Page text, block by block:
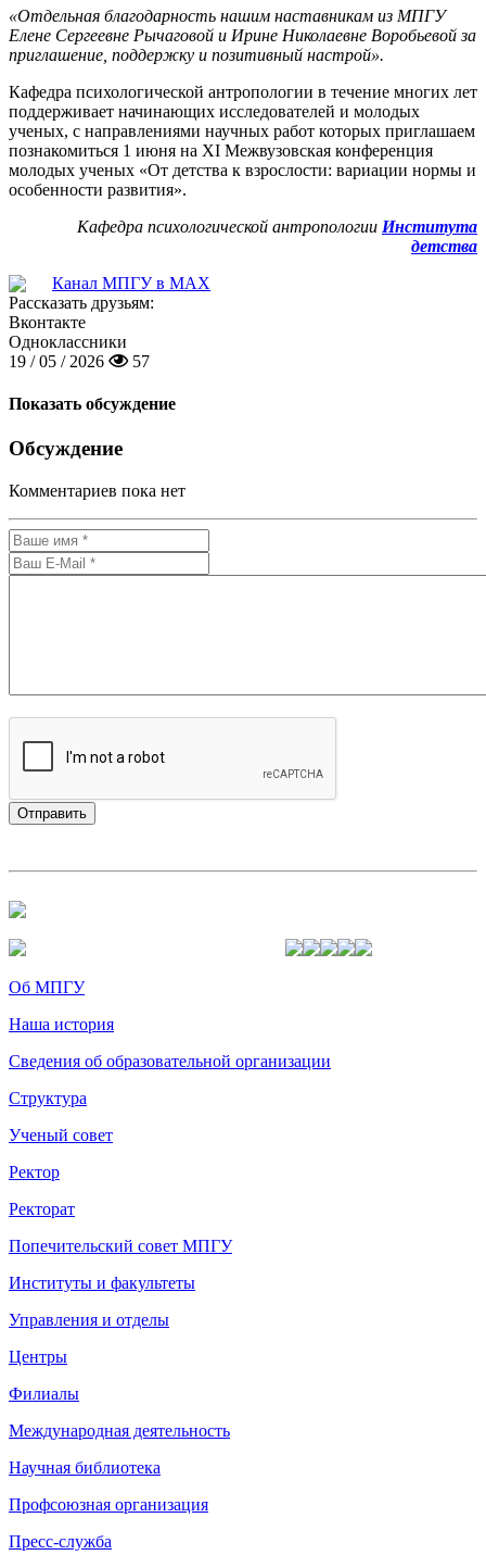
«Отдельная благодарность нашим наставникам из МПГУ
Елене Сергеевне Рычаговой и Ирине Николаевне Воробьевой за
приглашение, поддержку и позитивный настрой».
Кафедра психологической антропологии в течение многих лет
поддерживает начинающих исследователей и молодых
ученых, с направлениями научных работ которых приглашаем
познакомиться 1 июня на XI Межвузовская конференция
молодых ученых «От детства к взрослости: вариации нормы и
особенности развития».
Кафедра психологической антропологии Института
детства
Канал МПГУ в MAX
Рассказать друзьям:
Вконтакте
Одноклассники
19 / 05 / 2026
57
Показать обсуждение
Обсуждение
Комментариев пока нет
Об МПГУ
Наша история
Сведения об образовательной организации
Структура
Ученый совет
Ректор
Ректорат
Попечительский совет МПГУ
Институты и факультеты
Управления и отделы
Центры
Филиалы
Международная деятельность
Научная библиотека
Профсоюзная организация
Пресс-служба